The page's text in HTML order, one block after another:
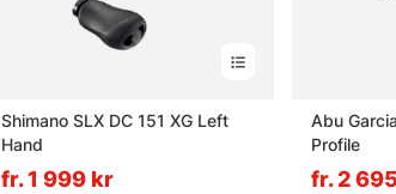
Shimano SLX DC 151 XG Left
Hand
fr. 1 999 kr
Abu
Profile
fr. 2